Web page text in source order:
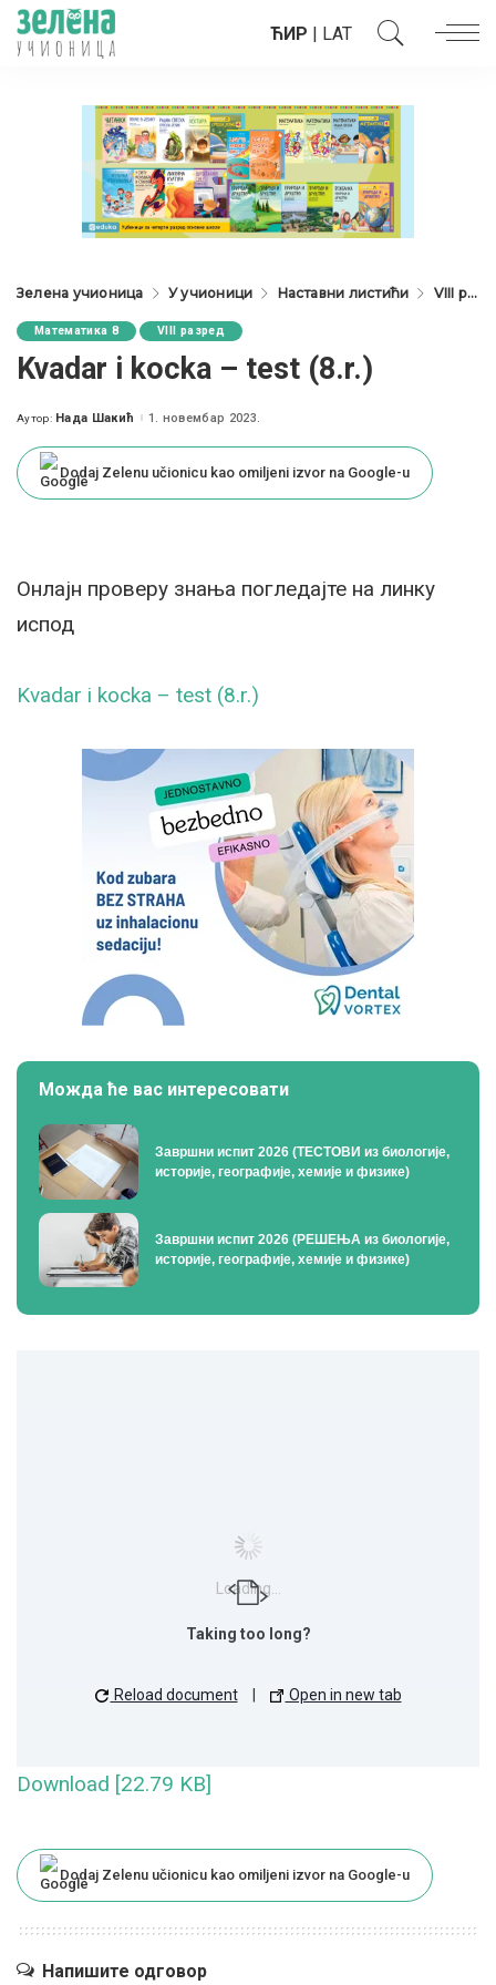
ЋИР | LAT
Зелена учионица У учионици Наставни листићи VIII разред
Математика 8 VIII разред
Kvadar i kocka – test (8.r.)
Posted
Аутор: Нада Шакић 1. новембар 2023.
Dodaj Zelenu učionicu kao omiljeni izvor na Google-u
Онлајн проверу знања погледајте на линку
испод
Kvadar i kocka – test (8.r.)
Можда ће вас интересовати
Завршни испит 2026 (ТЕСТОВИ из биологије,
историје, географије, хемије и физике)
Завршни испит 2026 (РЕШЕЊА из биологије,
историје, географије, хемије и физике)
Loading...
Taking too long?
Reload document Open in new tab
Download [22.79 KB]
Dodaj Zelenu učionicu kao omiljeni izvor na Google-u
Напишите одговор